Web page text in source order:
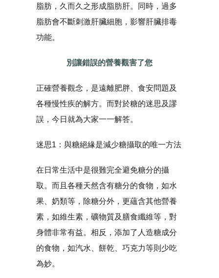
脂肪，久而久之形成脂肪肝。同時，過多
脂肪會不斷刺激肝臟細胞，影響肝臟排毒
功能。
別讓錯誤的營養觀害了您
正確營養觀念，是遠離肥胖、食安問題及
各種慢性疾的解方。而對於糖的迷思及謬
誤，今日就為大家一一解答。
迷思1：與糖絕緣是減少糖攝取的唯一方法
在日常生活中是很難完全避免糖分的攝
取。而且各種天然含有糖分的食物，如水
果、奶類等，除糖分外，更蘊含其他營養
素，如維生素，礦物質及膳食纖維等，對
身體非常有益。相反，添加了人造糖成分
的食物，如汽水、餅乾、巧克力等則少吃
為妙。